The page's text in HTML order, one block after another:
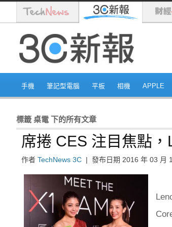
手機 筆記型電腦 平板 相機 APPLE
標籤 桌電 下的所有文章
席捲 CES 注目焦點
作者 TechNews 3C | 發布日期 2016 年 03 月